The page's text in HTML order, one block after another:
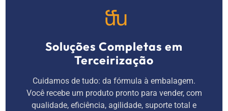
Soluções Completas em
Terceirização
Cuidamos de tudo: da fórmula à embalagem.
Você recebe um produto pronto para vender, com
qualidade, eficiência, agilidade, suporte total e